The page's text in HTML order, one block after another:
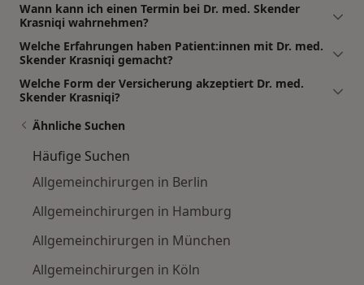
Wann kann ich einen Termin bei Dr. med. Skender
Krasniqi wahrnehmen?
Welche Erfahrungen haben Patient:innen mit Dr. med.
Skender Krasniqi gemacht?
Welche Form der Versicherung akzeptiert Dr. med.
Skender Krasniqi?
Ähnliche Suchen
Häufige Suchen
Allgemeinchirurgen in Berlin
Allgemeinchirurgen in Hamburg
Allgemeinchirurgen in München
Allgemeinchirurgen in Köln